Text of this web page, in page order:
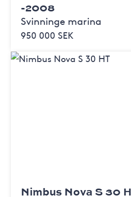
-2008
Svinninge marina
950 000 SEK
Nimbus Nova S 30